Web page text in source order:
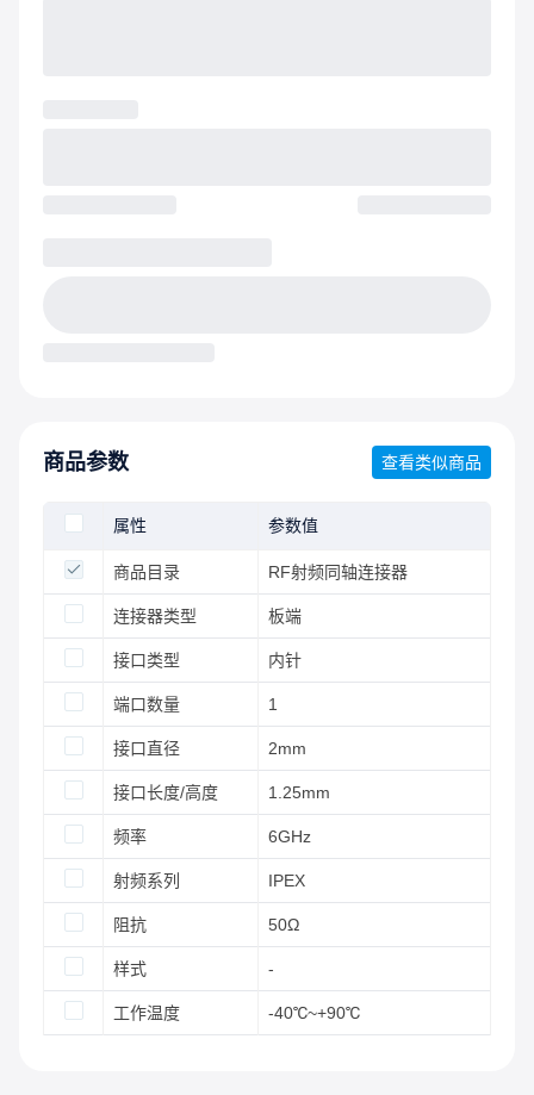
商品参数 查看类似商品
属性 参数值
商品目录 RF射频同轴连接器
连接器类型 板端
接口类型 内针
端口数量 1
接口直径 2mm
接口长度/高度 1.25mm
频率 6GHz
射频系列 IPEX
阻抗 50Ω
样式 -
工作温度 -40℃~+90℃